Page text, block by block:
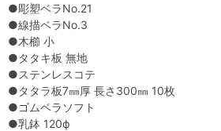
●彫塑ベラNo.21
●線描ベラNo.3
●木櫛 小
●タタキ板 無地
●ステンレスコテ
●タタラ板7㎜厚 長さ300㎜ 10枚
●ゴムベラソフト
●乳鉢 120ф